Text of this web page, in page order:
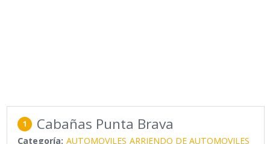
1 Cabañas Punta Brava
Categoría: AUTOMOVILES ARRIENDO DE AUTOMOVILES